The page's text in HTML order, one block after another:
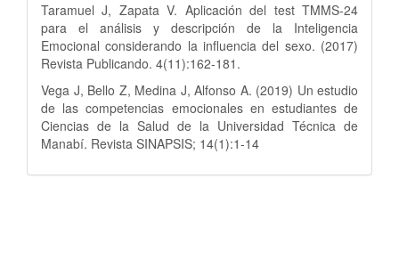
Taramuel J, Zapata V. Aplicación del test TMMS-24
para el análisis y descripción de la Inteligencia
Emocional considerando la influencia del sexo. (2017)
Revista Publicando. 4(11):162-181.
Vega J, Bello Z, Medina J, Alfonso A. (2019) Un estudio
de las competencias emocionales en estudiantes de
Ciencias de la Salud de la Universidad Técnica de
Manabí. Revista SINAPSIS; 14(1):1-14